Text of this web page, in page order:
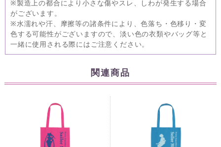
※製造上の都合により小さな傷やスレ、しわが発生する場合
がございます。
※水濡れや汗、摩擦等の諸条件により、色落ち・色移り・変
色する可能性がございますので、淡い色の衣類やバッグ等と
一緒に使用される際にはご注意ください。
関連商品